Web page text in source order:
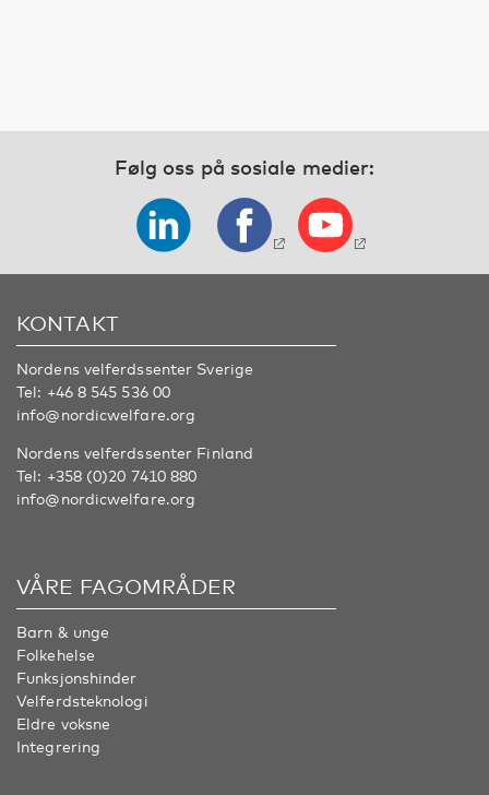
Følg oss på sosiale medier:
KONTAKT
Nordens velferdssenter Sverige
Tel: +46 8 545 536 00
info@nordicwelfare.org
Nordens velferdssenter Finland
Tel: +358 (0)20 7410 880
info@nordicwelfare.org
VÅRE FAGOMRÅDER
Barn & unge
Folkehelse
Funksjonshinder
Velferdsteknologi
Eldre voksne
Integrering